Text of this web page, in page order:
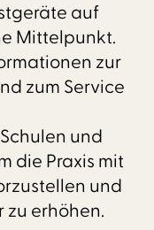
auf
Mittelpunkt.
zur
zum Service
und
die Praxis mit
und
erhöhen.